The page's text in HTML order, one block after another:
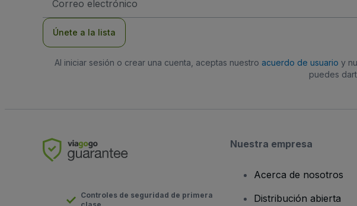
de
Únete a la lista
Al iniciar sesión o crear una cuenta, aceptas nuestro acuerdo de usuario y
puedes
Controles de seguridad de primera
Nuestra empresa
Acerca de nosotros
Distribución abierta